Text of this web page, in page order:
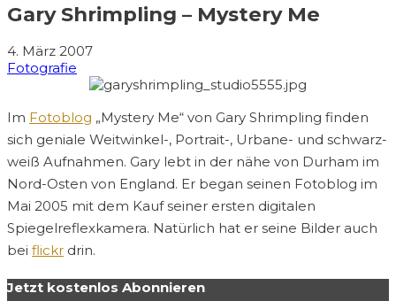
Gary Shrimpling – Mystery Me
4. März 2007
Fotografie
Im Fotoblog „Mystery Me“ von Gary Shrimpling finden
sich geniale Weitwinkel-, Portrait-, Urbane- und schwarz-
weiß Aufnahmen. Gary lebt in der nähe von Durham im
Nord-Osten von England. Er began seinen Fotoblog im
Mai 2005 mit dem Kauf seiner ersten digitalen
Spiegelreflexkamera. Natürlich hat er seine Bilder auch
bei flickr drin.
Jetzt kostenlos Abonnieren